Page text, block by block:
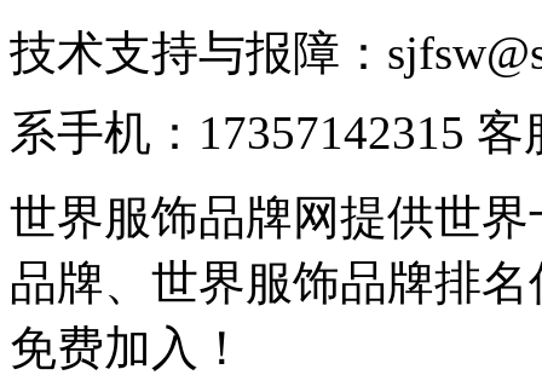
技术支持与报障：
系手机：17357142315 客
世界服饰品牌网提供世
品牌、世界服饰品牌排
免费加入！